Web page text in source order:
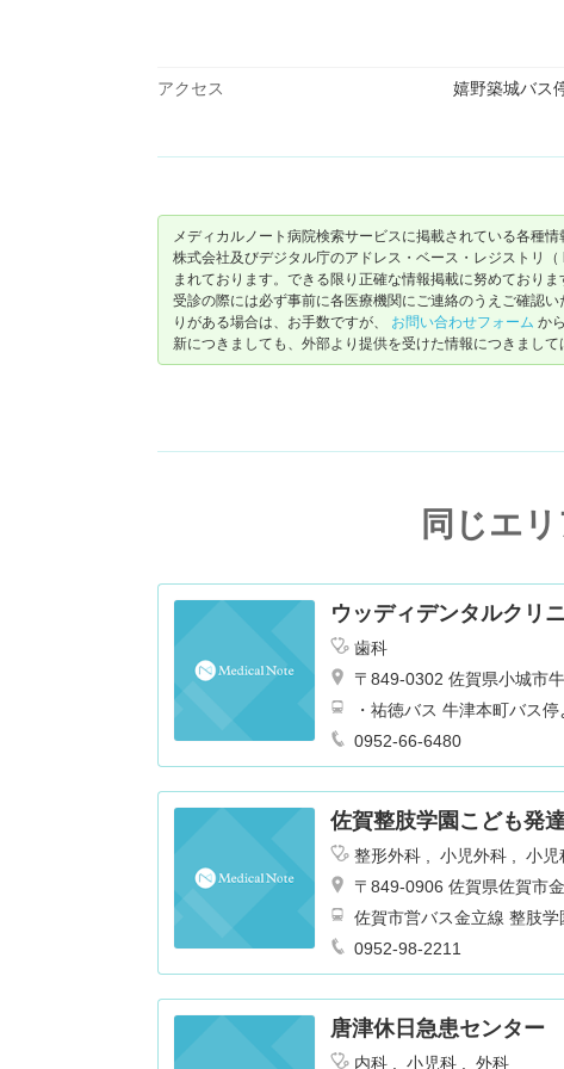
アクセス 嬉野築城バス
メディカルノート病院検索サービスに掲載されている各種
株式会社及びデジタル庁のアドレス・ベース・レジストリ
まれております。できる限り正確な情報掲載に努めており
受診の際には必ず事前に各医療機関にご連絡のうえご確認
りがある場合は、お手数ですが、 お問い合わせフォーム か
新につきましても、外部より提供を受けた情報につきまし
同じエ
ウッディデンタルクリ
歯科
〒849-0302 佐賀県小城市
・祐徳バス 牛津本町バス
0952-66-6480
佐賀整肢学園こども発
整形外科 小児外科 小児
〒849-0906 佐賀県佐賀市
佐賀市営バス金立線 整肢
0952-98-2211
唐津休日急患センター
内科 小児科 外科